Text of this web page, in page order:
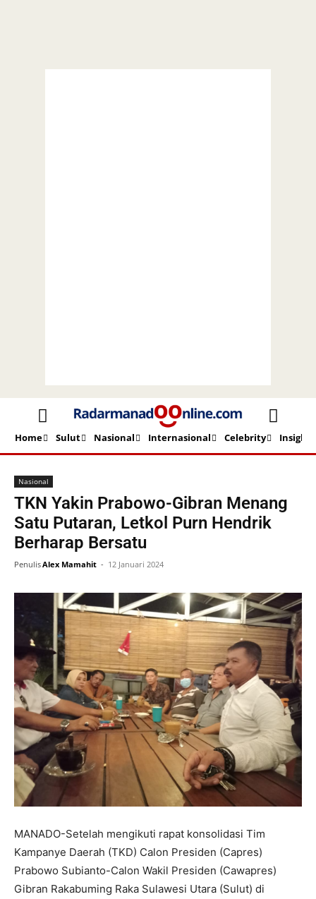
Home Sulut Nasional Internasional Celebrity Insight
Beranda Nasional
Nasional
TKN Yakin Prabowo-Gibran Menang
Satu Putaran, Letkol Purn Hendrik
Berharap Bersatu
PenulisAlex Mamahit - 12 Januari 2024
MANADO-Setelah mengikuti rapat konsolidasi Tim
Kampanye Daerah (TKD) Calon Presiden (Capres)
Prabowo Subianto-Calon Wakil Presiden (Cawapres)
Gibran Rakabuming Raka Sulawesi Utara (Sulut) di